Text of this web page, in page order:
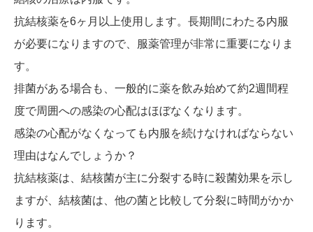
抗結核薬を6ヶ月以上使用します。長期間にわたる内服
が必要になりますので、服薬管理が非常に重要になりま
す。
排菌がある場合も、一般的に薬を飲み始めて約2週間程
度で周囲への感染の心配はほぼなくなります。
感染の心配がなくなっても内服を続けなければならない
理由はなんでしょうか？
抗結核薬は、結核菌が主に分裂する時に殺菌効果を示し
ますが、結核菌は、他の菌と比較して分裂に時間がかか
ります。